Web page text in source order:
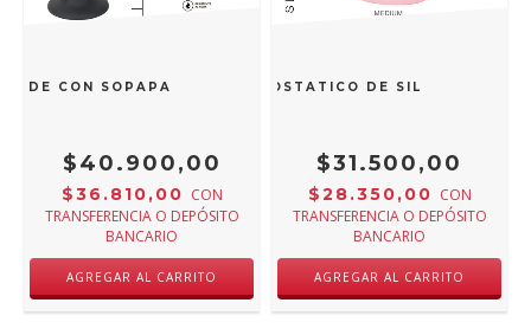
CON SOPAPA ESTIMULADOR DE PUNTO G Y P DE
$40.900,00
$36.810,00 CON
TRANSFERENCIA O DEPÓSITO
BANCARIO
ST CONSOLADOR ANAL PROSTATICO DE SILICONA ST-
$31.500,00
$28.350,00 CON
TRANSFERENCIA O DEPÓSITO
BANCARIO